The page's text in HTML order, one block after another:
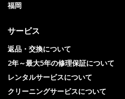
福岡
サービス
返品・交換について
2年～最大5年の修理保証について
レンタルサービスについて
クリーニングサービスについて